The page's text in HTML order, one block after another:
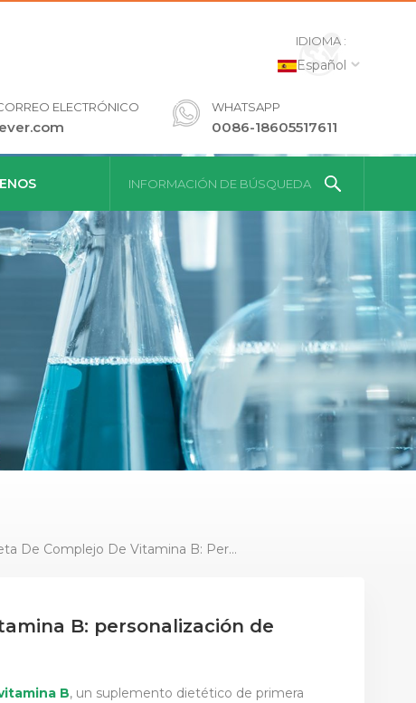
IDIOMA :
Español
ELECTRÓNICO WHATSAPP
0086-18605517611
INFORMACIÓN DE BÚSQUEDA
Tableta De Complejo De Vitamina B: Personalización De Etiquetas Privadas Y OEM
B: personalización de
B, un suplemento dietético de primera